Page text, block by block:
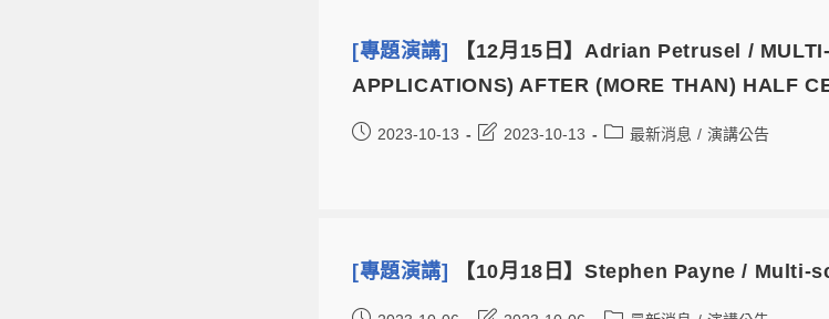
[專題演講]
【12月15日】Adrian Petrusel /
APPLICATIONS) AFTER (MORE THAN) HALF
2023-10-13 2023-10-13 最新消息 / 演講公告
[專題演講] 【10月18日】Stephen Payne /